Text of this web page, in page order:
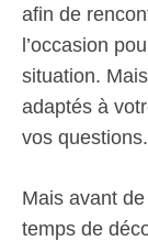
afin de
l’occasion
situation.
adaptés à
vos questions.
Mais avant
temps de